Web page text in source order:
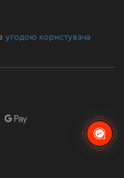
угодою користувача